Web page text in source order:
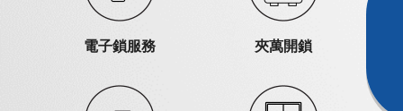
電子鎖服務 夾萬開鎖